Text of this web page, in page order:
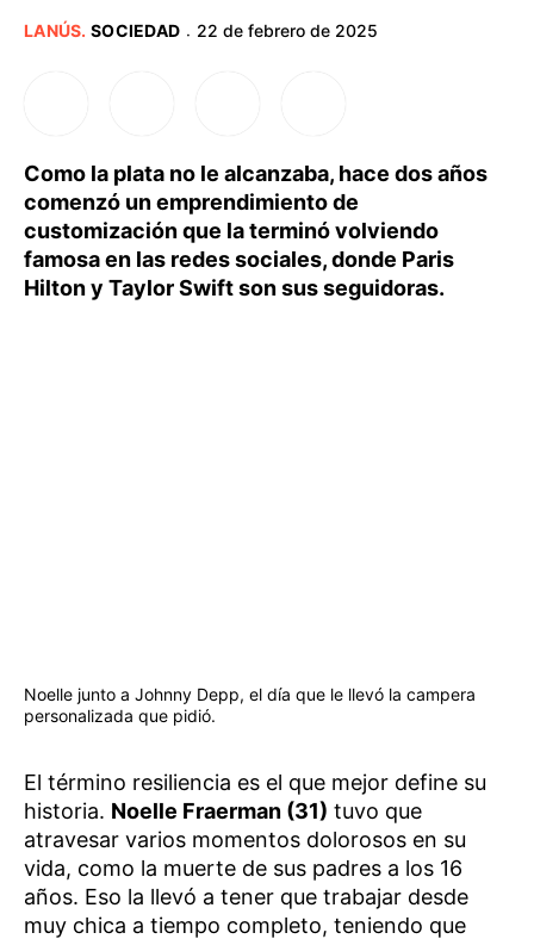
LANÚS. SOCIEDAD · 22 de febrero de 2025
Como la plata no le alcanzaba, hace dos años
comenzó un emprendimiento de
customización que la terminó volviendo
famosa en las redes sociales, donde Paris
Hilton y Taylor Swift son sus seguidoras.
Noelle junto a Johnny Depp, el día que le llevó la campera
personalizada que pidió.
El término resiliencia es el que mejor define su
historia. Noelle Fraerman (31) tuvo que
atravesar varios momentos dolorosos en su
vida, como la muerte de sus padres a los 16
años. Eso la llevó a tener que trabajar desde
muy chica a tiempo completo, teniendo que